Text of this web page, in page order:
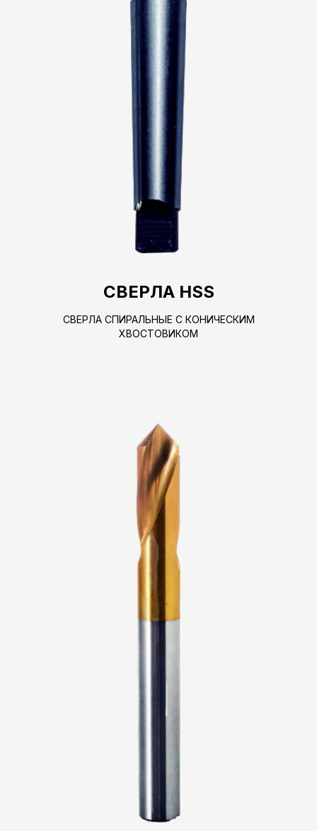
СВЕРЛА HSS
СВЕРЛА СПИРАЛЬНЫЕ С КОНИЧЕСКИМ
ХВОСТОВИКОМ